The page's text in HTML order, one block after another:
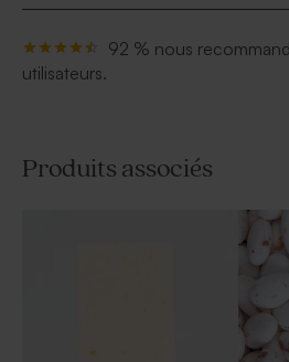
92 % nous
utilisateurs.
Produits associés